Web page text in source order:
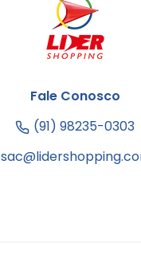
Fale Conosco
(91) 98235-0303